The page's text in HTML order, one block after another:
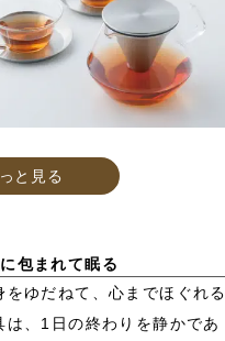
と見る
包まれて眠る
ゆだねて、心までほぐれる
、1日の終わりを静かであ